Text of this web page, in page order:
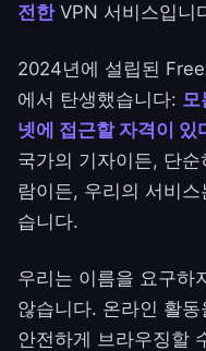
전한VPN 서비스입니
2024년에 설립된
에서 탄생했습니다: 모
넷에 접근할 자격이 있
국가의 기자이든, 단
람이든, 우리의 서비
습니다.
우리는 이름을 요구하
않습니다. 온라인 활
안전하게 브라우징할